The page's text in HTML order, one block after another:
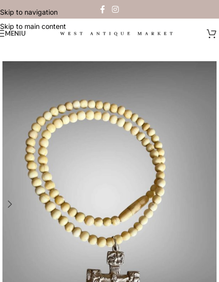
Skip to navigation
Skip to main content
MENIU